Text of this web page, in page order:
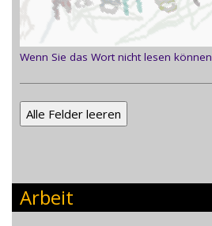
Wenn Sie das Wort nicht lesen können,
Arbeit